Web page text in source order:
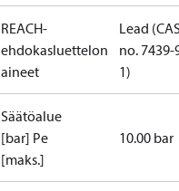
REACH-
ehdokasluettelon
aineet
Lead
no. 7439-
1)
Säätöalue
[bar] Pe
[maks.]
10.00 bar